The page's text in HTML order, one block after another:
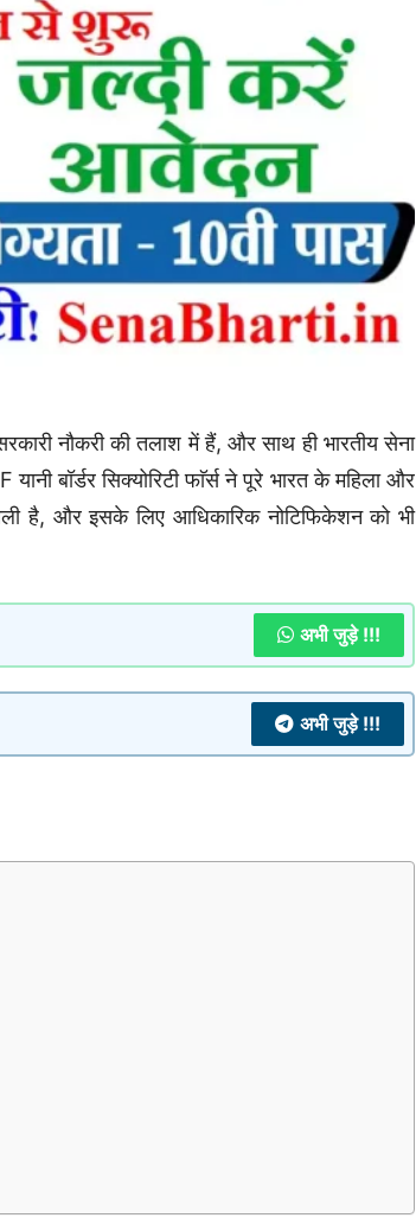
नौकरी की तलाश में हैं, और साथ ही भारतीय सेना
बॉर्डर सिक्योरिटी फाॅर्स ने पूरे भारत के महिला और
है, और इसके लिए आधिकारिक नोटिफिकेशन को भी
अभी जुड़े !!!
अभी जुड़े !!!